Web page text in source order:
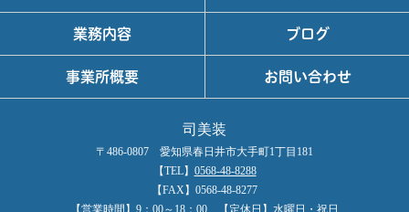
業務内容 ブログ
事業所概要 お問い合わせ
司美装
〒486-0807 愛知県春日井市大手町1丁目181
【TEL】 0568-48-8288
【FAX】0568-48-8277